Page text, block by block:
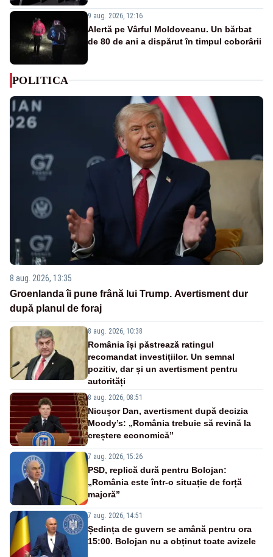
9 aug. 2026, 12:16
Alertă pe Vârful Moldoveanu. Un bărbat
de 80 de ani a dispărut în timpul coborârii
POLITICA
8 aug. 2026, 13:35
Groenlanda îi pune frână lui Trump. Avertisment dur
după planul de foraj
8 aug. 2026, 10:38
România își păstrează ratingul
recomandat investițiilor. Un semnal
pozitiv, dar și un avertisment pentru
autorități
8 aug. 2026, 08:51
Nicușor Dan, avertisment după decizia
Moody’s: „România trebuie să revină la
creștere economică”
7 aug. 2026, 15:26
PSD, replică dură pentru Bolojan:
„România este într-o situație de forță
majoră”
7 aug. 2026, 14:51
Ședința de guvern se amână pentru ora
15:00. Bolojan nu a obținut toate avizele